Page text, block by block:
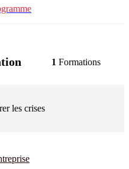
1 Formations
les crises